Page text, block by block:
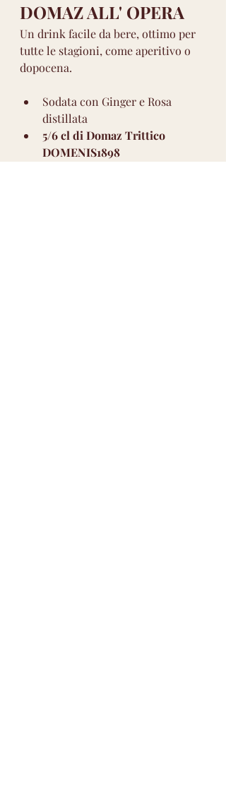
DOMAZ ALL' OPERA
Un drink facile da bere, ottimo per
tutte le stagioni, come aperitivo o
dopocena.
Sodata con Ginger e Rosa
distillata
5/6 cl di Domaz Trittico
DOMENIS1898